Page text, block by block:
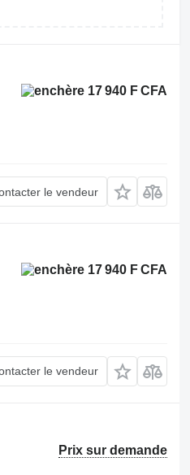
17 940 F CFA
le vendeur
17 940 F CFA
le vendeur
Prix sur demande